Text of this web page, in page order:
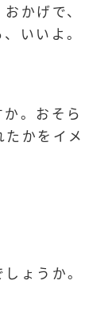
かげで、
いいよ。
。おそら
かをイメ
ょうか。